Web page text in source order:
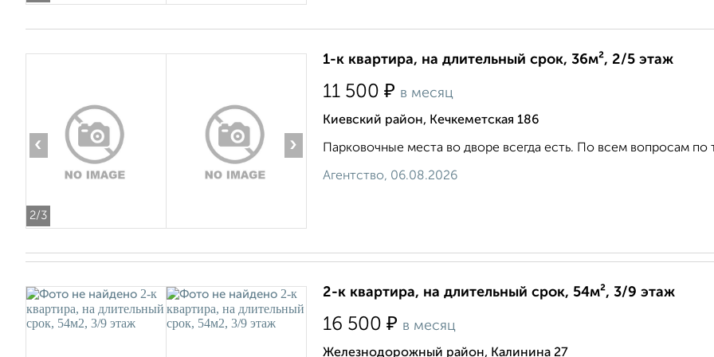
2/3
‹ ›
1-к квартира, на длительный срок, 36м², 2/5 этаж
11 500 ₽ в месяц
Киевский район, Кечкеметская 186
Парковочные места во дворе всегда есть. По всем вопросам по
Агентство, 06.08.2026
2-к квартира, на длительный срок, 54м², 3/9 этаж
16 500 ₽ в месяц
Железнодорожный район, Калинина 27